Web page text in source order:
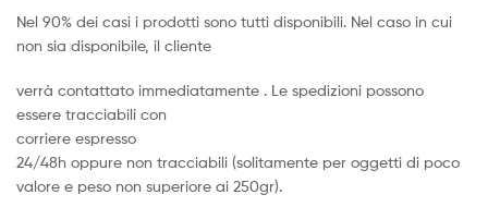
Nel 90% dei casi i prodotti sono tutti disponibili. Nel caso in cui
non sia disponibile, il cliente
verrà contattato immediatamente . Le spedizioni possono
essere tracciabili con
corriere espresso
24/48h oppure non tracciabili (solitamente per oggetti di poco
valore e peso non superiore ai 250gr).